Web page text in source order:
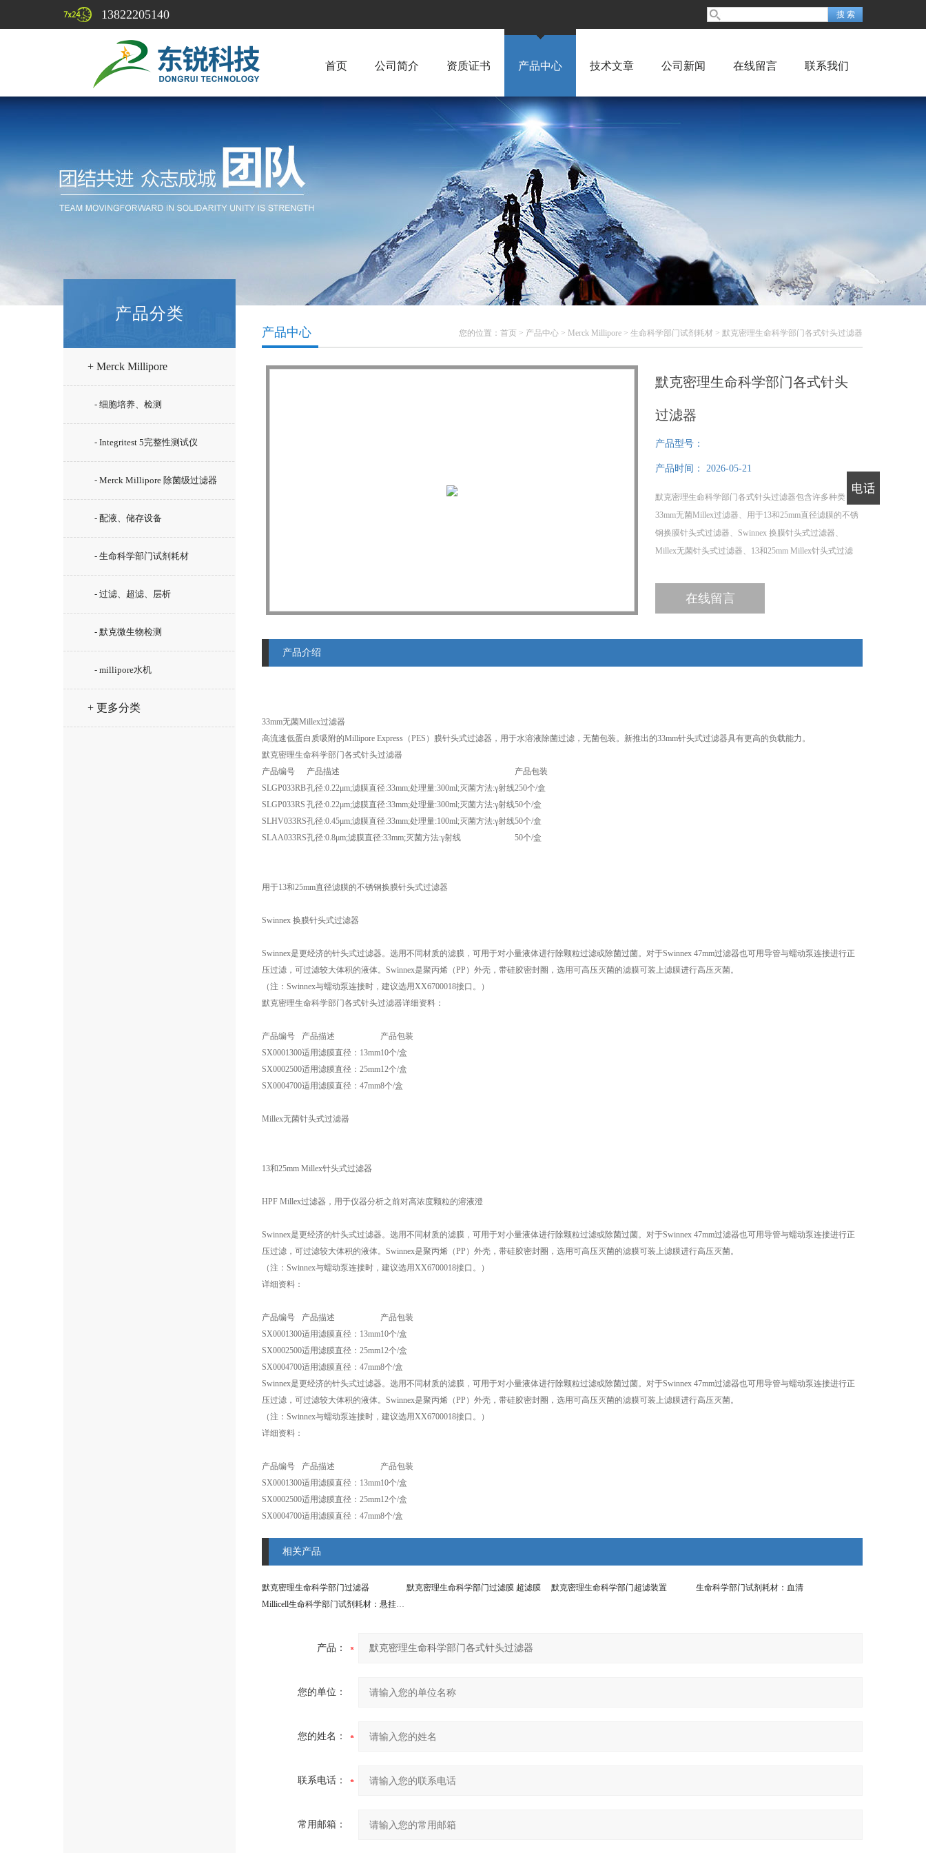
13822205140
首页 公司简介 资质证书 产品中心 技术文章 公司新闻 在线留言 联系我们
产品分类
+ Merck Millipore
- 细胞培养、检测
- Integritest 5完整性测试仪
- Merck Millipore 除菌级过滤器
- 配液、储存设备
- 生命科学部门试剂耗材
- 过滤、超滤、层析
- 默克微生物检测
- millipore水机
+ 更多分类
您的位置： 首页 > 产品中心 > Merck Millipore > 生命科学部门试剂耗材 > 默克密理生命科学部门各式针头过滤器
产品中心
默克密理生命科学部门各式针头
过滤器
产品型号：
产品时间： 2026-05-21
默克密理生命科学部门各式针头过滤器包含许多种类：
33mm无菌Millex过滤器、用于13和25mm直径滤膜的不锈
钢换膜针头式过滤器、Swinnex 换膜针头式过滤器、
Millex无菌针头式过滤器、13和25mm Millex针头式过滤
在线留言
产品介绍
33mm无菌Millex过滤器
高流速低蛋白质吸附的Millipore Express（PES）膜针头式过滤器，用于水溶液除菌过滤，无菌包装。新推出的33mm针头式过滤器具有更高的负载能力。
默克密理生命科学部门各式针头过滤器
产品编号
产品描述
产品包装
SLGP033RB孔径:0.22μm;滤膜直径:33mm;处理量:300ml;灭菌方法:γ射线250个/盒
SLGP033RS 孔径:0.22μm;滤膜直径:33mm;处理量:300ml;灭菌方法:γ射线50个/盒
SLHV033RS孔径:0.45μm;滤膜直径:33mm;处理量:100ml;灭菌方法:γ射线50个/盒
SLAA033RS孔径:0.8μm;滤膜直径:33mm;灭菌方法:γ射线 50个/盒
用于13和25mm直径滤膜的不锈钢换膜针头式过滤器
Swinnex 换膜针头式过滤器
Swinnex是更经济的针头式过滤器。选用不同材质的滤膜，可用于对小量液体进行除颗粒过滤或除菌过菌。对于Swinnex 47mm过滤器也可用导管与蠕动泵连接进行正
压过滤，可过滤较大体积的液体。Swinnex是聚丙烯（PP）外壳，带硅胶密封圈，选用可高压灭菌的滤膜可装上滤膜进行高压灭菌。
（注：Swinnex与蠕动泵连接时，建议选用XX6700018接口。）
默克密理生命科学部门各式针头过滤器详细资料：
产品编号 产品描述
产品包装
SX0001300适用滤膜直径：13mm10个/盒
SX0002500适用滤膜直径：25mm12个/盒
SX0004700适用滤膜直径：47mm8个/盒
Millex无菌针头式过滤器
13和25mm Millex针头式过滤器
HPF Millex过滤器，用于仪器分析之前对高浓度颗粒的溶液澄
Swinnex是更经济的针头式过滤器。选用不同材质的滤膜，可用于对小量液体进行除颗粒过滤或除菌过菌。对于Swinnex 47mm过滤器也可用导管与蠕动泵连接进行正
压过滤，可过滤较大体积的液体。Swinnex是聚丙烯（PP）外壳，带硅胶密封圈，选用可高压灭菌的滤膜可装上滤膜进行高压灭菌。
（注：Swinnex与蠕动泵连接时，建议选用XX6700018接口。）
详细资料：
产品编号 产品描述
产品包装
SX0001300适用滤膜直径：13mm10个/盒
SX0002500适用滤膜直径：25mm12个/盒
SX0004700适用滤膜直径：47mm8个/盒
Swinnex是更经济的针头式过滤器。选用不同材质的滤膜，可用于对小量液体进行除颗粒过滤或除菌过菌。对于Swinnex 47mm过滤器也可用导管与蠕动泵连接进行正
压过滤，可过滤较大体积的液体。Swinnex是聚丙烯（PP）外壳，带硅胶密封圈，选用可高压灭菌的滤膜可装上滤膜进行高压灭菌。
（注：Swinnex与蠕动泵连接时，建议选用XX6700018接口。）
详细资料：
产品编号 产品描述
产品包装
SX0001300适用滤膜直径：13mm10个/盒
SX0002500适用滤膜直径：25mm12个/盒
SX0004700适用滤膜直径：47mm8个/盒
相关产品
默克密理生命科学部门过滤器 默克密理生命科学部门过滤膜 超滤膜 默克密理生命科学部门超滤装置
生命科学部门试剂耗材：血清
Millicell生命科学部门试剂耗材：悬挂式细胞培养皿
产品：
您的单位：
您的姓名：
联系电话：
常用邮箱：
电话